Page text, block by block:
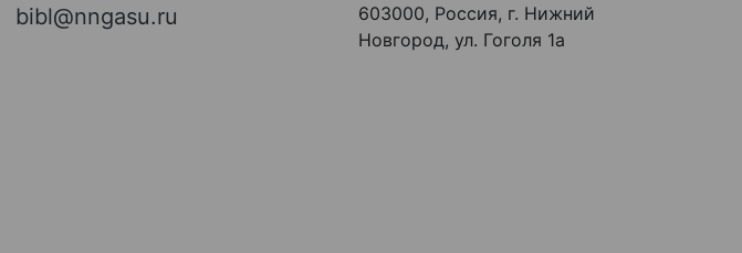
bibl@nngasu.ru
603000, Россия, г. Нижний
Новгород, ул. Гоголя 1а